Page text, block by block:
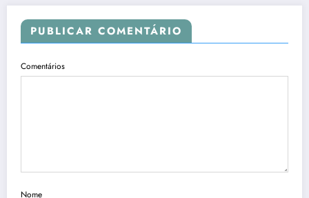
PUBLICAR COMENTÁRIO
Comentários
Nome